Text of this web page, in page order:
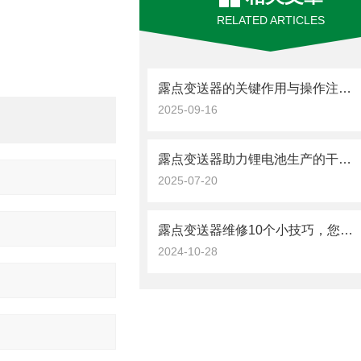
RELATED ARTICLES
露点变送器的关键作用与操作注意事项
2025-09-16
露点变送器助力锂电池生产的干燥环境控制
2025-07-20
露点变送器维修10个小技巧，您都了解吗？
2024-10-28